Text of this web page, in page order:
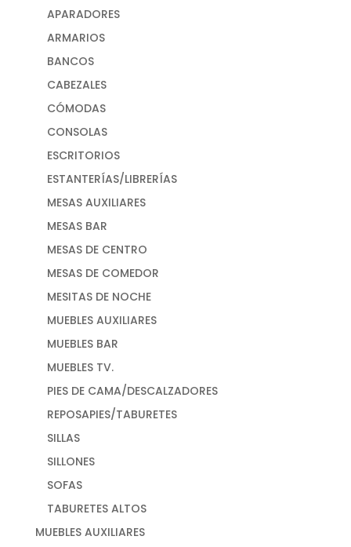
APARADORES
ARMARIOS
BANCOS
CABEZALES
CÓMODAS
CONSOLAS
ESCRITORIOS
ESTANTERÍAS/LIBRERÍAS
MESAS AUXILIARES
MESAS BAR
MESAS DE CENTRO
MESAS DE COMEDOR
MESITAS DE NOCHE
MUEBLES AUXILIARES
MUEBLES BAR
MUEBLES TV.
PIES DE CAMA/DESCALZADORES
REPOSAPIES/TABURETES
SILLAS
SILLONES
SOFAS
TABURETES ALTOS
MUEBLES AUXILIARES